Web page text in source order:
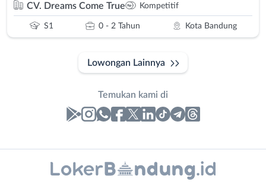
CV. Dreams Come True Kompetitif
S1 0 - 2 Tahun Kota Bandung
Lowongan Lainnya
Temukan kami di
Lowongan